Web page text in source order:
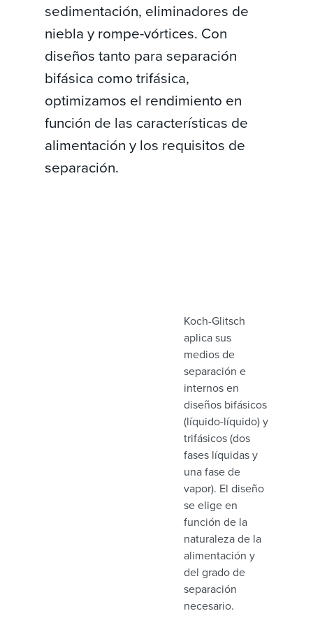
sedimentación, eliminadores de
niebla y rompe-vórtices. Con
diseños tanto para separación
bifásica como trifásica,
optimizamos el rendimiento en
función de las características de
alimentación y los requisitos de
separación.
Koch-Glitsch
aplica sus
medios de
separación e
internos en
diseños bifásicos
(líquido-líquido) y
trifásicos (dos
fases líquidas y
una fase de
vapor). El diseño
se elige en
función de la
naturaleza de la
alimentación y
del grado de
separación
necesario.